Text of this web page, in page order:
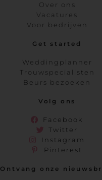
Over ons
Vacatures
Voor bedrijven
Get started
Weddingplanner
Trouwspecialisten
Beurs bezoeken
Volg ons
Facebook
Twitter
Instagram
Pinterest
Ontvang onze